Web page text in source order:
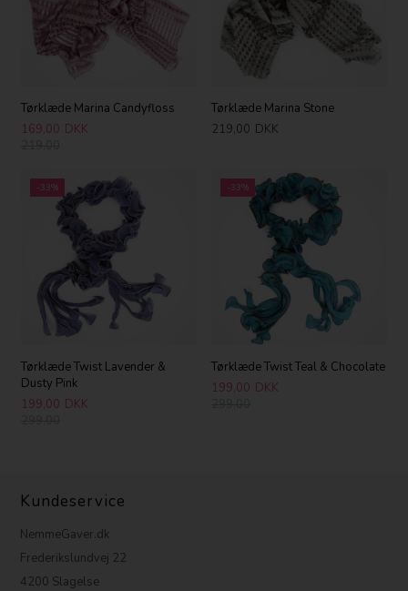
Tørklæde Marina Candyfloss
169,00 DKK
Tørklæde Marina Stone
219,00 DKK
-33%
Tørklæde Twist Lavender &
Dusty Pink
199,00 DKK
-33%
Tørklæde Twist Teal & Chocolate
199,00 DKK
Kundeservice
NemmeGaver.dk
Frederikslundvej 22
4200 Slagelse